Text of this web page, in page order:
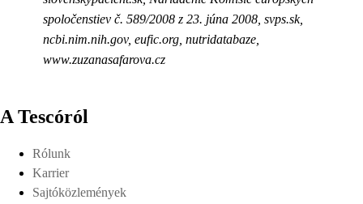
spoločenstiev č. 589/2008 z 23. júna 2008, svps.sk,
ncbi.nim.nih.gov, eufic.org, nutridatabaze,
www.zuzanasafarova.cz
A Tescóról
Rólunk
Karrier
Sajtóközlemények